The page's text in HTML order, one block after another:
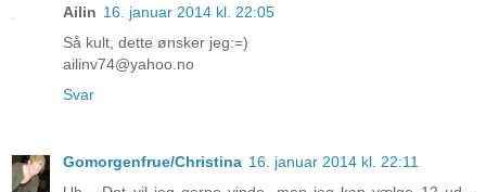
Ailin 16. januar 2014 kl. 22:05
Så kult, dette ønsker jeg:=)
ailinv74@yahoo.no
Svar
Gomorgenfrue/Christina 16. januar 2014 kl. 22:11